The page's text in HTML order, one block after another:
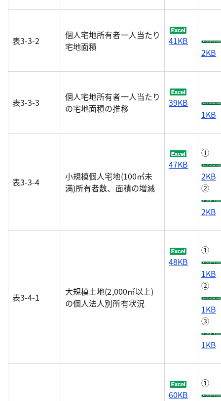
表3-3-2
個人宅地所有者一人当たり
宅地面積
41KB
2KB
表3-3-3
個人宅地所有者一人当たり
の宅地面積の推移
39KB
1KB
表3-3-4
小規模個人宅地(100㎡未
満)所有者数、面積の増減
47KB
①
2KB
②
2KB
表3-4-1
大規模土地(2,000㎡以上)
の個人法人別所有状況
48KB
①
1KB
②
1KB
③
1KB
60KB
①